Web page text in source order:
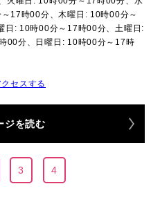
17時00分、木曜日: 10時00分～
日: 10時00分～17時00分、土曜日:
00分、日曜日: 10時00分～17時
セスする
ジを読む
3 4